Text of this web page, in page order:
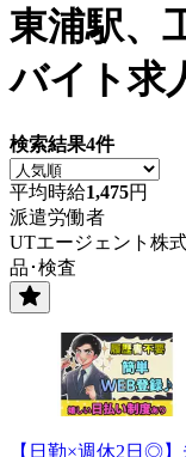
東浦駅、
バイト求
検索結果4件
平均時給1,475円
派遣労働者
UTエージェント株
品･検査
【日勤×週休2日◎